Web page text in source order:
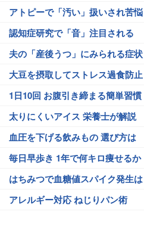
アトピーで「汚い」扱いされ苦悩
認知症研究で「音」注目される
夫の「産後うつ」にみられる症状
大豆を摂取してストレス過食防止
1日10回 お腹引き締まる簡単習慣
太りにくいアイス 栄養士が解説
血圧を下げる飲みもの 選び方は
毎日早歩き 1年で何キロ痩せるか
はちみつで血糖値スパイク発生は
アレルギー対応 ねじりパン術